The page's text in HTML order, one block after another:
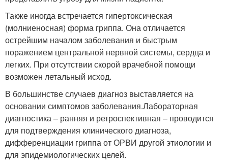
Также иногда встречается гипертоксическая
(молниеносная) форма гриппа. Она отличается
острейшим началом заболевания и быстрым
поражением центральной нервной системы, сердца и
легких. При отсутствии скорой врачебной помощи
возможен летальный исход.
В большинстве случаев диагноз выставляется на
основании симптомов заболевания.Лабораторная
диагностика – ранняя и ретроспективная – проводится
для подтверждения клинического диагноза,
дифференциации гриппа от ОРВИ другой этиологии и
для эпидемиологических целей.